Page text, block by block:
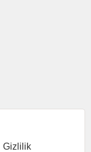
Gizlilik